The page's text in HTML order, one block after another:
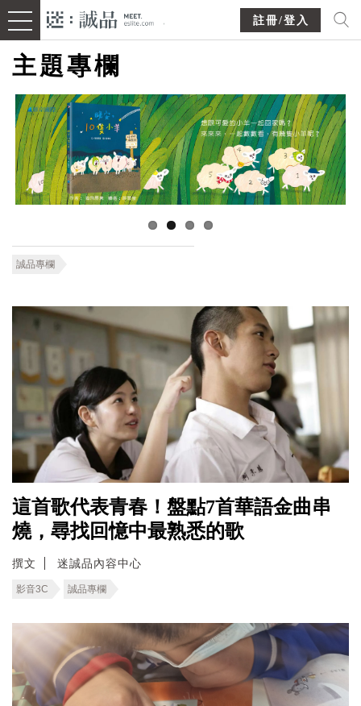
註冊/登入
主題專欄
誠品專欄
這首歌代表青春！盤點7首華語金曲串
燒，尋找回憶中最熟悉的歌
撰文 迷誠品內容中心
影音3C 誠品專欄